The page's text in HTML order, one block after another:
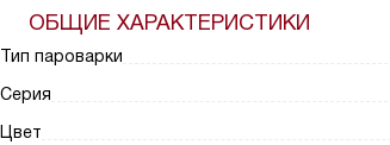
ОБЩИЕ ХАРАКТЕРИСТИКИ
Тип пароварки
Серия
Цвет